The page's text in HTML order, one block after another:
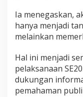
Ia menegaskan,
hanya menjadi
melainkan
Hal ini menjadi
pelaksanaan
dukungan
pemahaman